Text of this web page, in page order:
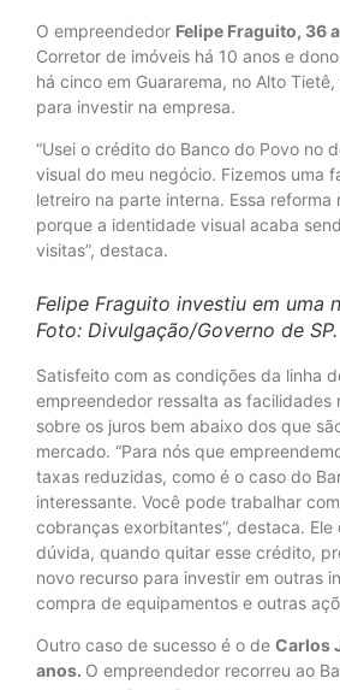
O empreendedor Felipe Fraguito, 36
Corretor de imóveis há 10 anos e
há cinco em Guararema, no Alto
para investir na empresa.
“Usei o crédito do Banco do Povo no
visual do meu negócio. Fizemos uma
letreiro na parte interna. Essa reforma
porque a identidade visual acaba
visitas”, destaca.
Felipe Fraguito investiu em uma
Foto: Divulgação/Governo de SP.
Satisfeito com as condições da linha
empreendedor ressalta as facilidades
sobre os juros bem abaixo dos que
mercado. “Para nós que
taxas reduzidas, como é o caso do
interessante. Você pode trabalhar
cobranças exorbitantes”, destaca. Ele
dúvida, quando quitar esse crédito,
novo recurso para investir em outras
compra de equipamentos e outras
Outro caso de sucesso é o de Carlos
anos. O empreendedor recorreu ao